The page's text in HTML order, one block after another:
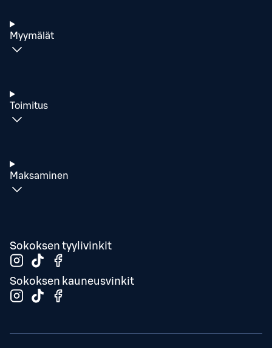
Myymälät
Toimitus
Maksaminen
Sokoksen tyylivinkit
Sokoksen kauneusvinkit